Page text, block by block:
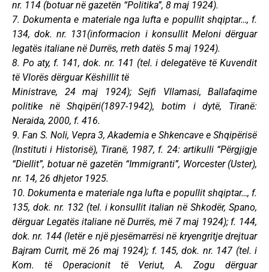
nr. 114 (botuar në gazetën “Politika”, 8 maj 1924).
7. Dokumenta e materiale nga lufta e popullit shqiptar…, f.
134, dok. nr. 131(informacion i konsullit Meloni dërguar
legatës italiane në Durrës, rreth datës 5 maj 1924).
8. Po aty, f. 141, dok. nr. 141 (tel. i delegatëve të Kuvendit
të Vlorës dërguar Këshillit të
Ministrave, 24 maj 1924); Sejfi Vllamasi, Ballafaqime
politike në Shqipëri(1897-1942), botim i dytë, Tiranë:
Neraida, 2000, f. 416.
9. Fan S. Noli, Vepra 3, Akademia e Shkencave e Shqipërisë
(Instituti і Historisë), Tiranë, 1987, f. 24: artikulli “Përgjigje
“Diellit”, botuar në gazetën “Immigranti”, Worcester (Uster),
nr. 14, 26 dhjetor 1925.
10. Dokumenta e materiale nga lufta e popullit shqiptar…, f.
135, dok. nr. 132 (tel. i konsullit italian në Shkodër, Spano,
dërguar Legatës italiane në Durrës, më 7 maj 1924); f. 144,
dok. nr. 144 (letër e një pjesëmarrësi në kryengritje drejtuar
Bajram Currit, më 26 maj 1924); f. 145, dok. nr. 147 (tel. i
Kom. të Operacionit të Veriut, A. Zogu dërguar